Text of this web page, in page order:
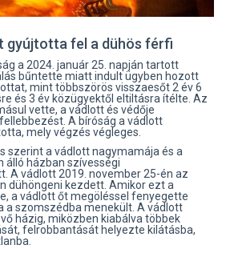
gyújtotta fel a dühös férfi
a 2024. január 25. napján tartott
bűntette miatt indult ügyben hozott
mint többszörös visszaesőt 2 év 6
és 3 év közügyektől eltiltásra ítélte. Az
vette, a vádlott és védője
A bíróság a vádlott
mely végzés végleges.
szerint a vádlott nagymamája és a
álló házban szívességi
A vádlott 2019. november 25-én az
dühöngeni kezdett. Amikor ezt a
a vádlott őt megöléssel fenyegette
a szomszédba menekült. A vádlott
házig, miközben kiabálva többek
felrobbantását helyezte kilátásba,